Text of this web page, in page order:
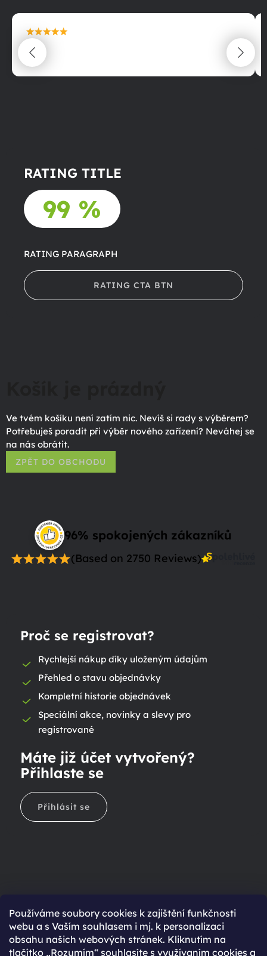
Používáme soubory cookies k zajištění funkčnosti
webu a s Vaším souhlasem i mj. k personalizaci
obsahu našich webových stránek. Kliknutím na
tlačítko „Rozumím“ souhlasíte s využívaním cookies a
maximální spokojenost
22.06.2025
RATING TITLE
99 %
RATING PARAGRAPH
RATING CTA BTN
Ve tvém košíku není zatím nic. Nevíš si rady s výběrem?
Potřebuješ poradit při výběr nového zařízení? Neváhej se
na nás obrátit.
ZPĚT DO OBCHODU
96% spokojených zákazníků
(Based on 2750 Reviews)
Proč se registrovat?
Rychlejší nákup díky uloženým údajům
Přehled o stavu objednávky
Kompletní historie objednávek
Speciální akce, novinky a slevy pro
registrované
Máte již účet vytvořený?
Přihlaste se
Přihlásit se
Ještě nemáte účet?
Rychlejší nákup díky uloženým údajům
Přehled o stavu objednávky